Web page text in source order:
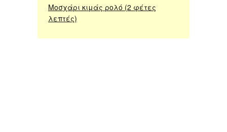
Μοσχάρι κιμάς ρολό (2 φέτες
λεπτές)